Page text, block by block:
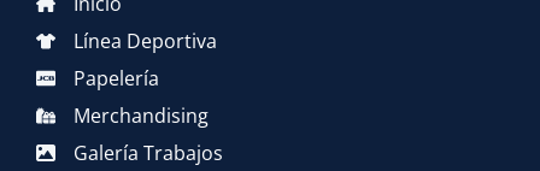
Línea Deportiva
Papelería
Merchandising
Galería Trabajos